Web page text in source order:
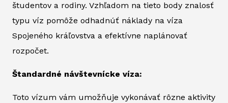
študentov a rodiny. Vzhľadom na tieto body znalosť
typu víz pomôže odhadnúť náklady na víza
Spojeného kráľovstva a efektívne naplánovať
rozpočet.
Štandardné návštevnícke víza:
Toto vízum vám umožňuje vykonávať rôzne aktivity